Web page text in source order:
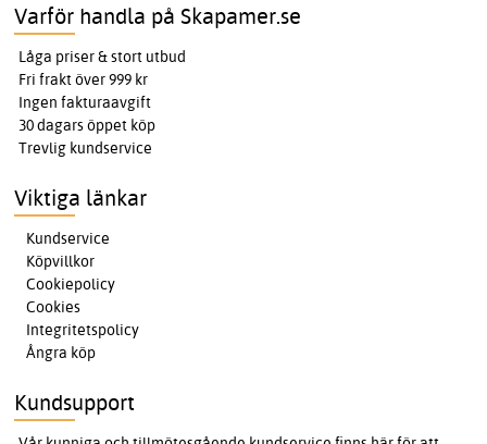
Varför handla på Skapamer.se
Låga priser & stort utbud
Fri frakt över 999 kr
Ingen fakturaavgift
30 dagars öppet köp
Trevlig kundservice
Viktiga länkar
Kundservice
Köpvillkor
Cookiepolicy
Cookies
Integritetspolicy
Ångra köp
Kundsupport